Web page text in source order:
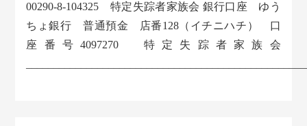
00290-8-104325 特定失踪者家族会 銀行口座 ゆう
ちょ銀行 普通預金 店番128（イチニハチ） 口
座番号4097270 特定失踪者家族会